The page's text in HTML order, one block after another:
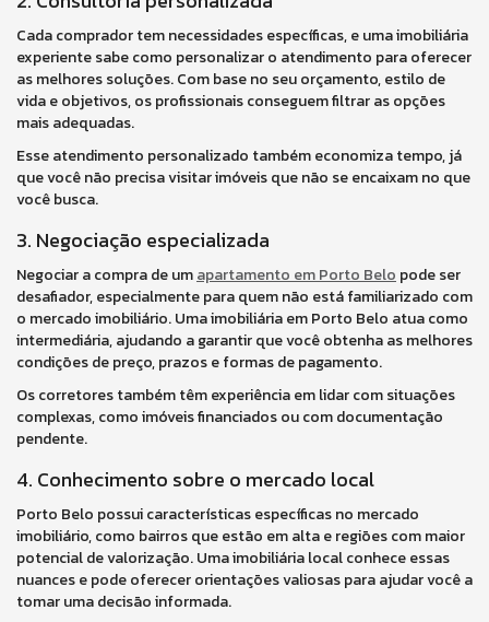
Cada comprador tem necessidades específicas, e uma imobiliária
experiente sabe como personalizar o atendimento para oferecer
as melhores soluções. Com base no seu orçamento, estilo de
vida e objetivos, os profissionais conseguem filtrar as opções
mais adequadas.
Esse atendimento personalizado também economiza tempo, já
que você não precisa visitar imóveis que não se encaixam no que
você busca.
3. Negociação especializada
Negociar a compra de umapartamento em Porto Belo pode ser
desafiador, especialmente para quem não está familiarizado com
o mercado imobiliário. Uma imobiliária em Porto Belo atua como
intermediária, ajudando a garantir que você obtenha as melhores
condições de preço, prazos e formas de pagamento.
Os corretores também têm experiência em lidar com situações
complexas, como imóveis financiados ou com documentação
pendente.
4. Conhecimento sobre o mercado local
Porto Belo possui características específicas no mercado
imobiliário, como bairros que estão em alta e regiões com maior
potencial de valorização. Uma imobiliária local conhece essas
nuances e pode oferecer orientações valiosas para ajudar você a
tomar uma decisão informada.